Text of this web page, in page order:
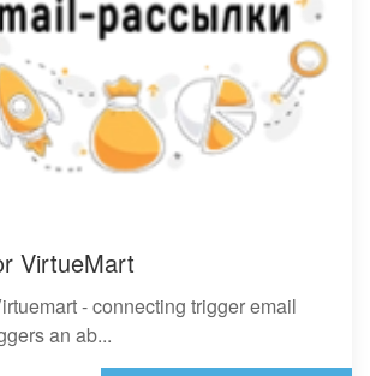
VirtueMart
- connecting trigger email
an ab...